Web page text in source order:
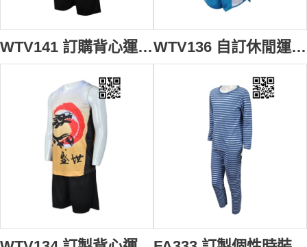
WTV141 訂購背心運動套裝 設計透氣運動套裝 佛教沈香林紀念中學 跑步背心套裝 網上下單運動套裝 運動套裝專門店 黃色衣服 黑色褲子 WTV136 自訂休閒運動套裝款式 訂做背心運動套裝款式 羽毛球 隊衫 製造運動套裝款式 運動套裝製衣廠 白色衣服 藍色褲子